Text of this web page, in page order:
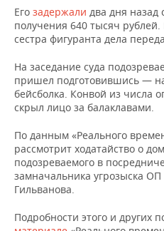
ОТКРЫТАЯ ЛЕКЦИЯ
БАСКЕТБОЛ
ВОЛЕЙБОЛ
КИБЕРСПОРТ
ФИГУРНОЕ КАТАНИЕ
ВОДНЫЕ ВИДЫ СПОРТА
ХОККЕЙ С МЯЧОМ
ИНФРАСТРУКТУРА
ИСТОРИЯ
КУЛЬТУРА
МЕДИЦИНА
ОБРАЗОВАНИЕ
ПРОИСШЕСТВИЯ
СПРАВОЧНИК
СПИСОК ПЕРСОН
СПИСОК КОМПАНИЙ
ПОЛНАЯ ВЕРСИЯ
Его задержали два дня
получения 640 тысяч
сестра фигуранта дела
На заседание суда
пришел подготовившись —
бейсболка. Конвой из числа
скрыл лицо за балаклавами.
По данным «Реального
рассмотрит ходатайство о
подозреваемого в
замначальника угрозыска
Гильванова.
Подробности этого и других